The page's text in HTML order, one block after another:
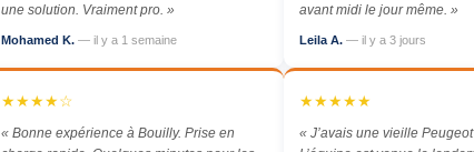
une solution. Vraiment pro. »
Mohamed K. — il y a 1 semaine
avant midi le jour même. »
Leila A. — il y a 3 jours
★★★★☆
« Bonne expérience à Bouilly. Prise en
★★★★★
« J’avais une vieille